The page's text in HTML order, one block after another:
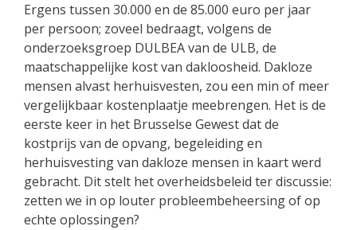
Ergens tussen 30.000 en de 85.000 euro per jaar
per persoon; zoveel bedraagt, volgens de
onderzoeksgroep DULBEA van de ULB, de
maatschappelijke kost van dakloosheid. Dakloze
mensen alvast herhuisvesten, zou een min of meer
vergelijkbaar kostenplaatje meebrengen. Het is de
eerste keer in het Brusselse Gewest dat de
kostprijs van de opvang, begeleiding en
herhuisvesting van dakloze mensen in kaart werd
gebracht. Dit stelt het overheidsbeleid ter discussie:
zetten we in op louter probleembeheersing of op
echte oplossingen?